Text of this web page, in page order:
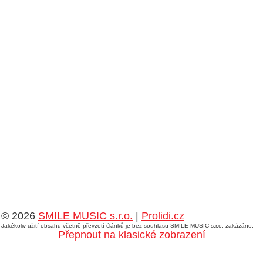
© 2026 SMILE MUSIC s.r.o. | Prolidi.cz
Jakékoliv užití obsahu včetně převzetí článků je bez souhlasu SMILE MUSIC s.r.o. zakázáno.
Přepnout na klasické zobrazení